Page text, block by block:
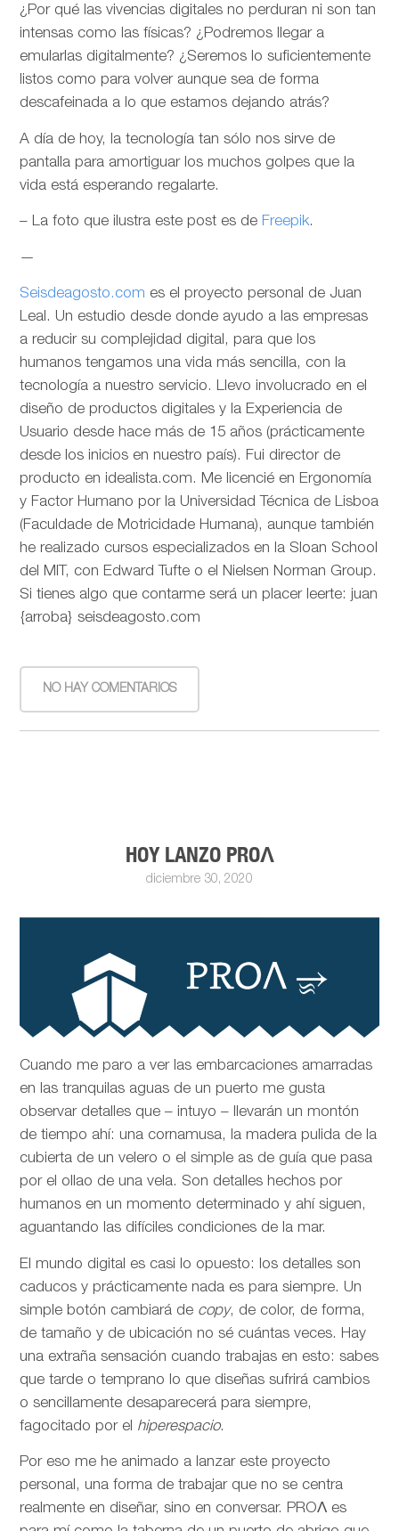
¿Por qué las vivencias digitales no perduran ni son tan
intensas como las físicas? ¿Podremos llegar a
emularlas digitalmente? ¿Seremos lo suficientemente
listos como para volver aunque sea de forma
descafeinada a lo que estamos dejando atrás?
A día de hoy, la tecnología tan sólo nos sirve de
pantalla para amortiguar los muchos golpes que la
vida está esperando regalarte.
– La foto que ilustra este post es de Freepik.
—
Seisdeagosto.com es el proyecto personal de Juan
Leal. Un estudio desde donde ayudo a las empresas
a reducir su complejidad digital, para que los
humanos tengamos una vida más sencilla, con la
tecnología a nuestro servicio. Llevo involucrado en el
diseño de productos digitales y la Experiencia de
Usuario desde hace más de 15 años (prácticamente
desde los inicios en nuestro país). Fui director de
producto en idealista.com. Me licencié en Ergonomía
y Factor Humano por la Universidad Técnica de Lisboa
(Faculdade de Motricidade Humana), aunque también
he realizado cursos especializados en la Sloan School
del MIT, con Edward Tufte o el Nielsen Norman Group.
Si tienes algo que contarme será un placer leerte: juan
{arroba} seisdeagosto.com
NO HAY COMENTARIOS
HOY LANZO PROΛ
diciembre 30, 2020
Cuando me paro a ver las embarcaciones amarradas
en las tranquilas aguas de un puerto me gusta
observar detalles que – intuyo – llevarán un montón
de tiempo ahí: una cornamusa, la madera pulida de la
cubierta de un velero o el simple as de guía que pasa
por el ollao de una vela. Son detalles hechos por
humanos en un momento determinado y ahí siguen,
aguantando las difíciles condiciones de la mar.
El mundo digital es casi lo opuesto: los detalles son
caducos y prácticamente nada es para siempre. Un
simple botón cambiará de copy, de color, de forma,
de tamaño y de ubicación no sé cuántas veces. Hay
una extraña sensación cuando trabajas en esto: sabes
que tarde o temprano lo que diseñas sufrirá cambios
o sencillamente desaparecerá para siempre,
fagocitado por el hiperespacio.
Por eso me he animado a lanzar este proyecto
personal, una forma de trabajar que no se centra
realmente en diseñar, sino en conversar. PROΛ es